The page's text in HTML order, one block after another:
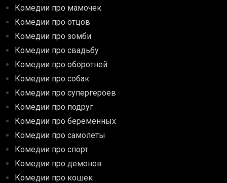
Комедии про мамочек
Комедии про отцов
Комедии про зомби
Комедии про свадьбу
Комедии про оборотней
Комедии про собак
Комедии про супергероев
Комедии про подруг
Комедии про беременных
Комедии про самолеты
Комедии про спорт
Комедии про демонов
Комедии про кошек